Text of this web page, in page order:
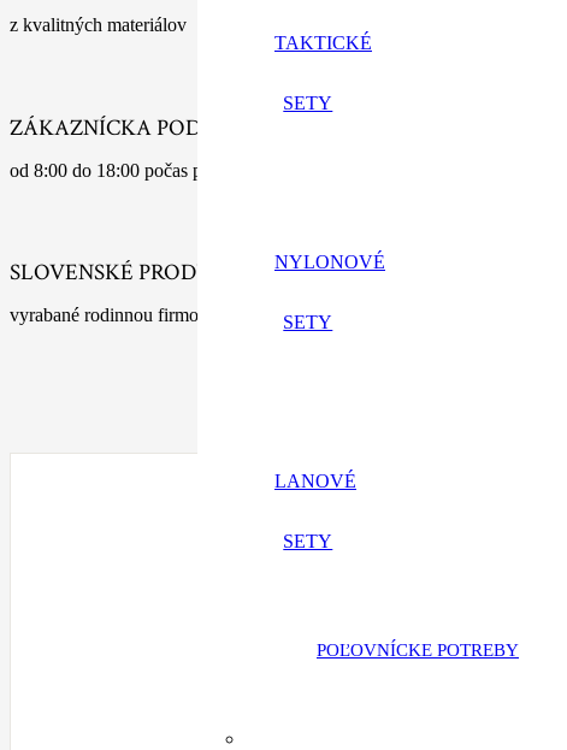
TAKTICKÉ
SETY
NYLONOVÉ
SETY
LANOVÉ
SETY
POĽOVNÍCKE POTREBY
z kvalitných materiálov
ZÁKAZNÍCKA PODPORA
od 8:00 do 18:00 počas pracovných dní
SLOVENSKÉ PRODUKTY
vyrabané rodinnou firmou s tradíciou